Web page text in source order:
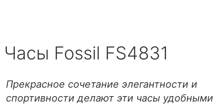
Часы Fossil FS4831
Прекрасное сочетание элегантности и
спортивности делают эти часы удобными